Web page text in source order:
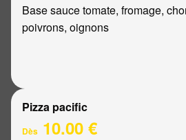
Base sauce tomate, fromage,
poivrons, oignons
Pizza pacific
Dès 10.00 €